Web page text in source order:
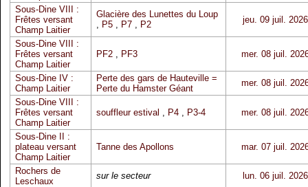
Sous-Dine VIII :
Frêtes versant
Champ Laitier
Glacière des Lunettes du Loup
, P5, P7, P2 jeu. 09 juil. 2026
Sous-Dine VIII :
Frêtes versant
Champ Laitier
PF2, PF3 mer. 08 juil.
Sous-Dine IV :
Champ Laitier
Perte des gars de Hauteville =
Perte du Hamster Géant
mer. 08 juil.
Sous-Dine VIII :
Frêtes versant
Champ Laitier
souffleur estival , P4, P3-4 mer. 08 juil.
Sous-Dine II :
plateau versant
Champ Laitier
Tanne des Apollons mar. 07 juil.
Rochers de
Leschaux
sur le secteur lun. 06 juil. 2026